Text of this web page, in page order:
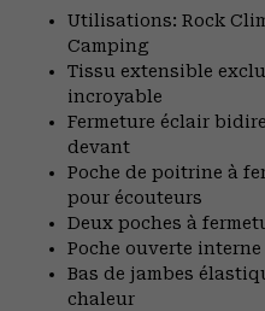
Utilisations: Rock
Camping
Tissu extensible
incroyable
Fermeture éclair
devant
Poche de poitrine à
pour écouteurs
Deux poches à
Poche ouverte interne
Bas de jambes
chaleur